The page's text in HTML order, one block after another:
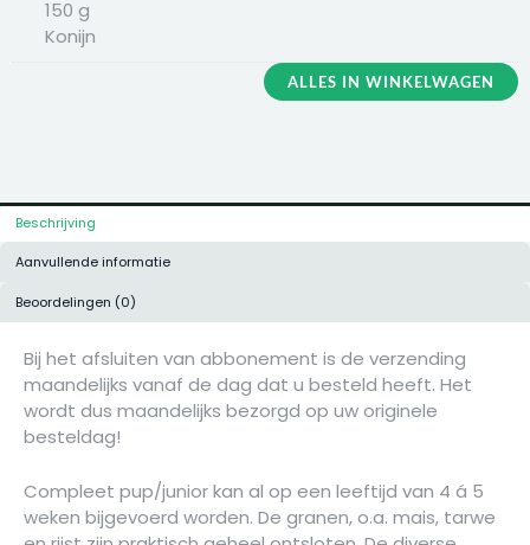
met
haar
ALLES IN WINKELWAGEN
Beschrijving
Aanvullende informatie
Beoordelingen (0)
Bij het afsluiten van abbonement is de verzending
maandelijks vanaf de dag dat u besteld heeft. Het
wordt dus maandelijks bezorgd op uw originele
besteldag!
Compleet pup/junior kan al op een leeftijd van 4 á 5
weken bijgevoerd worden. De granen, o.a. mais, tarwe